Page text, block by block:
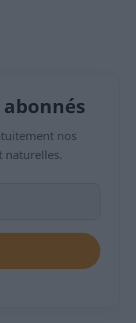
abonnés
nos
naturelles.